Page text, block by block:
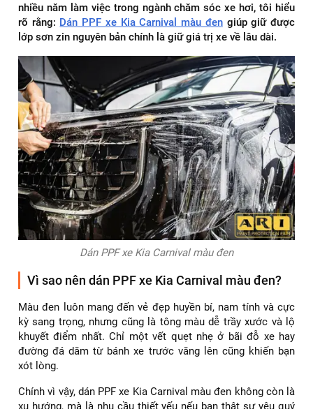
nhiều năm làm việc trong ngành chăm sóc xe hơi, tôi hiểu
rõ rằng: Dán PPF xe Kia Carnival màu đengiúp giữ được
lớp sơn zin nguyên bản chính là giữ giá trị xe về lâu dài.
Dán PPF xe Kia Carnival màu đen
Vì sao nên dán PPF xe Kia Carnival màu đen?
Màu đen luôn mang đến vẻ đẹp huyền bí, nam tính và cực
kỳ sang trọng, nhưng cũng là tông màu dễ trầy xước và lộ
khuyết điểm nhất. Chỉ một vết quẹt nhẹ ở bãi đỗ xe hay
đường đá dăm từ bánh xe trước văng lên cũng khiến bạn
xót lòng.
Chính vì vậy, dán PPF xe Kia Carnival màu đen không còn là
xu hướng, mà là nhu cầu thiết yếu nếu bạn thật sự yêu quý